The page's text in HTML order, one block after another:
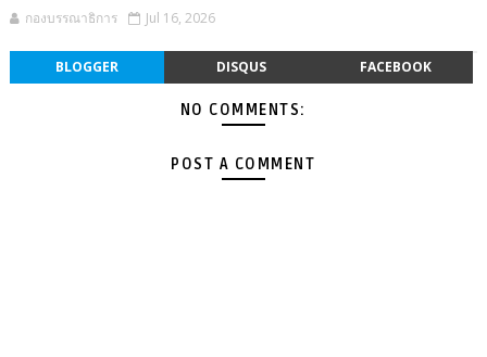
กองบรรณาธิการ Jul 16, 2026
BLOGGER DISQUS FACEBOOK
NO COMMENTS:
POST A COMMENT